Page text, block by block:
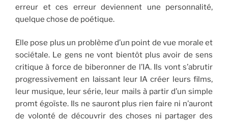
erreur et ces erreur deviennent une personnalité,
quelque chose de poétique.
Elle pose plus un problème d’un point de vue morale et
sociétale. Le gens ne vont bientôt plus avoir de sens
critique à force de biberonner de l’IA. Ils vont s’abrutir
progressivement en laissant leur IA créer leurs films,
leur musique, leur série, leur mails à partir d’un simple
promt égoïste. Ils ne sauront plus rien faire ni n’auront
de volonté de découvrir des choses ni partager des